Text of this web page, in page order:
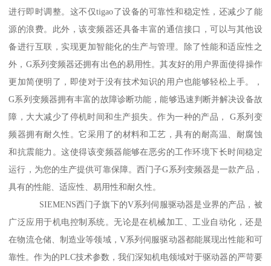
进行即时调整。这不仅tigao了设备的可靠性和稳定性，还减少了能
源的浪费。此外，该变频器还具备丰富的通信接口，可以与其他设
备进行互联，实现更加智能化的生产与管理。除了性能和适应性之
外，G系列变频器还拥有出色的易用性。其友好的用户界面使得操作
更加简便明了，即使对于没有技术知识的用户也能够轻松上手。，
G系列变频器拥有丰富的故障诊断功能，能够迅速判断并解决设备故
障，大大减少了停机时间和生产损失。作为一种的产品， G系列变
频器拥有耐久性。它采用了的材料和工艺，具有的耐高温、耐腐蚀
和抗震能力。这使得该变频器能够在恶劣的工作环境下长时间稳定
运行，为您的生产提供可靠保障。西门子G系列变频器是一款产品，
具有的性能、适应性、易用性和耐久性。
SIEMENS西门子旗下的V系列伺服驱动器是业界的产品，被
广泛应用于机电控制系统。无论是在机械加工、工业自动化，还是
在物流仓储、制造业等领域，V系列伺服驱动器都能展现出性能和可
靠性。作为的PLC技术参数，我们深知机电领域对于驱动器的严苛要